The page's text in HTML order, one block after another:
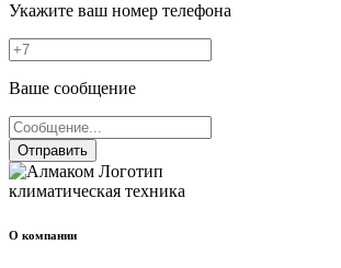
Укажите ваш номер телефона
Ваше сообщение
Отправить
климатическая техника
О компании